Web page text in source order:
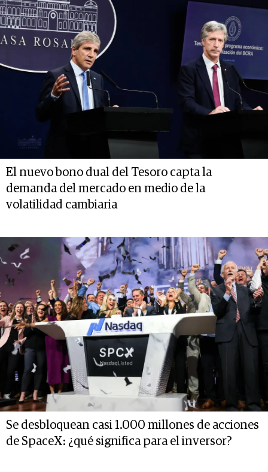
El nuevo bono dual del Tesoro capta la
demanda del mercado en medio de la
volatilidad cambiaria
Se desbloquean casi 1.000 millones de acciones
de SpaceX: ¿qué significa para el inversor?